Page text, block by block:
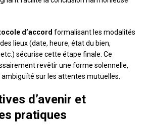
d’accord formalisant les modalités
lieux (date, heure, état du bien,
sécurise cette étape finale. Ce
revêtir une forme solennelle,
sur les attentes mutuelles.
d’avenir et
pratiques